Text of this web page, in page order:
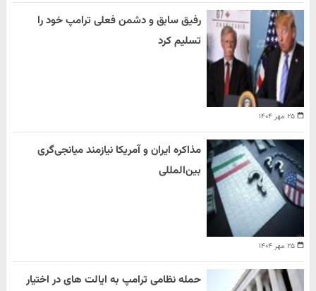
۲۵ مهر ۱۴۰۴
رفیق سابق و دشمن فعلی ترامپ خود را
تسلیم کرد
۲۵ مهر ۱۴۰۴
مذاکره ایران و آمریکا نیازمند میانجی‌گری
بین‌المللی
حمله نظامی ترامپ به ایالت های در اختیار